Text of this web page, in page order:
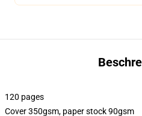
120 pages
Cover 350gsm, paper stock 90gsm